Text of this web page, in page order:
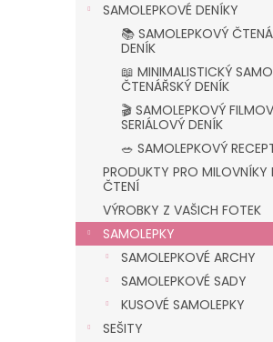
SAMOLEPKOVÉ DENÍKY
📚 SAMOLEPKOVÝ
DENÍK
📖 MINIMALISTICKÝ
ČTENÁŘSKÝ DENÍK
🎬 SAMOLEPKOVÝ
SERIÁLOVÝ DENÍK
🥗 SAMOLEPKOVÝ
PRODUKTY PRO MILOVNÍKY
ČTENÍ
VÝROBKY Z VAŠICH FOTEK
SAMOLEPKY
SAMOLEPKOVÉ ARCHY
SAMOLEPKOVÉ SADY
KUSOVÉ SAMOLEPKY
SEŠITY